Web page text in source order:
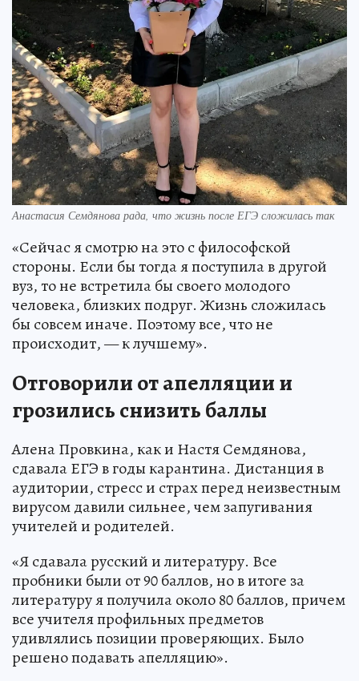
Анастасия Семдянова рада, что жизнь после ЕГЭ сложилась так
«Сейчас я смотрю на это с философской
стороны. Если бы тогда я поступила в другой
вуз, то не встретила бы своего молодого
человека, близких подруг. Жизнь сложилась
бы совсем иначе. Поэтому все, что не
происходит, — к лучшему».
Отговорили от апелляции и
грозились снизить баллы
Алена Провкина, как и Настя Семдянова,
сдавала ЕГЭ в годы карантина. Дистанция в
аудитории, стресс и страх перед неизвестным
вирусом давили сильнее, чем запугивания
учителей и родителей.
«Я сдавала русский и литературу. Все
пробники были от 90 баллов, но в итоге за
литературу я получила около 80 баллов, причем
все учителя профильных предметов
удивлялись позиции проверяющих. Было
решено подавать апелляцию».